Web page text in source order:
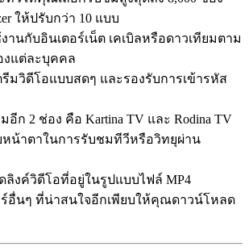
ให้ปรับกว่า 10 แบบ
านกับอินเตอร์เน็ต เคเบิลหรือดาวเทียมตาม
งแต่ละบุคคล
มวิดีโอแบบสดๆ และรองรับการเข้ารหัส
อีก 2 ช่อง คือ Kartina TV และ Rodina TV
หน้าตาในการรับชมทีวีหรือวิทยุผ่าน
ลิงค์วิดีโอที่อยู่ในรูปแบบไฟล์ MP4
ร์อื่นๆ ที่น่าสนใจอีกเพียบให้คุณดาวน์โหลด